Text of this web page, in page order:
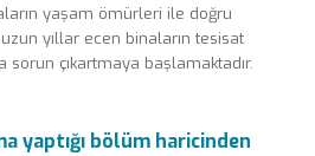
yaşam ömürleri ile doğru
yıllar ecen binaların tesisat
çıkartmaya başlamaktadır.
yaptığı bölüm haricinden